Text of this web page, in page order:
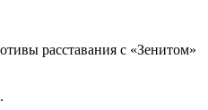
расставания с «Зенитом»